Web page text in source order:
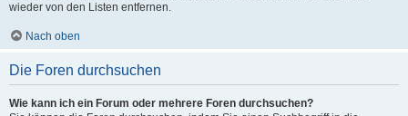
wieder von den Listen entfernen.
Nach oben
Die Foren durchsuchen
Wie kann ich ein Forum oder mehrere Foren durchsuchen?